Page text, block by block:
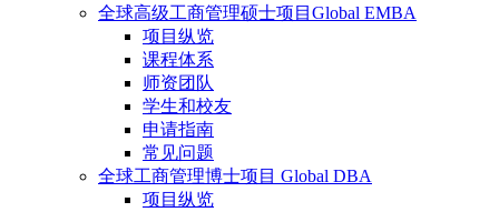
全球高级工商管理硕士项目Global EMBA
项目纵览
课程体系
师资团队
学生和校友
申请指南
常见问题
全球工商管理博士项目 Global DBA
项目纵览